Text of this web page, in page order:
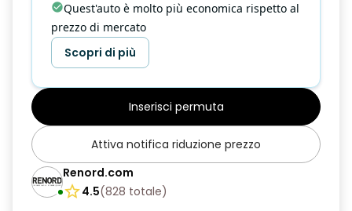
Quest'auto è molto più economica rispetto al
prezzo di mercato
Scopri di più
Inserisci permuta
Attiva notifica riduzione prezzo
Renord.com
4.5(828 totale)